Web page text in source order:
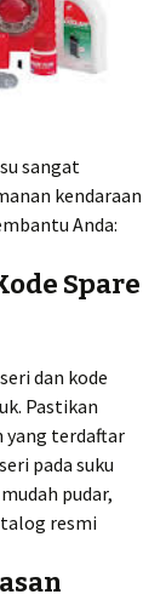
sangat
kendaraan
Anda:
Spare
dan kode
Pastikan
yang terdaftar
pada suku
pudar,
resmi